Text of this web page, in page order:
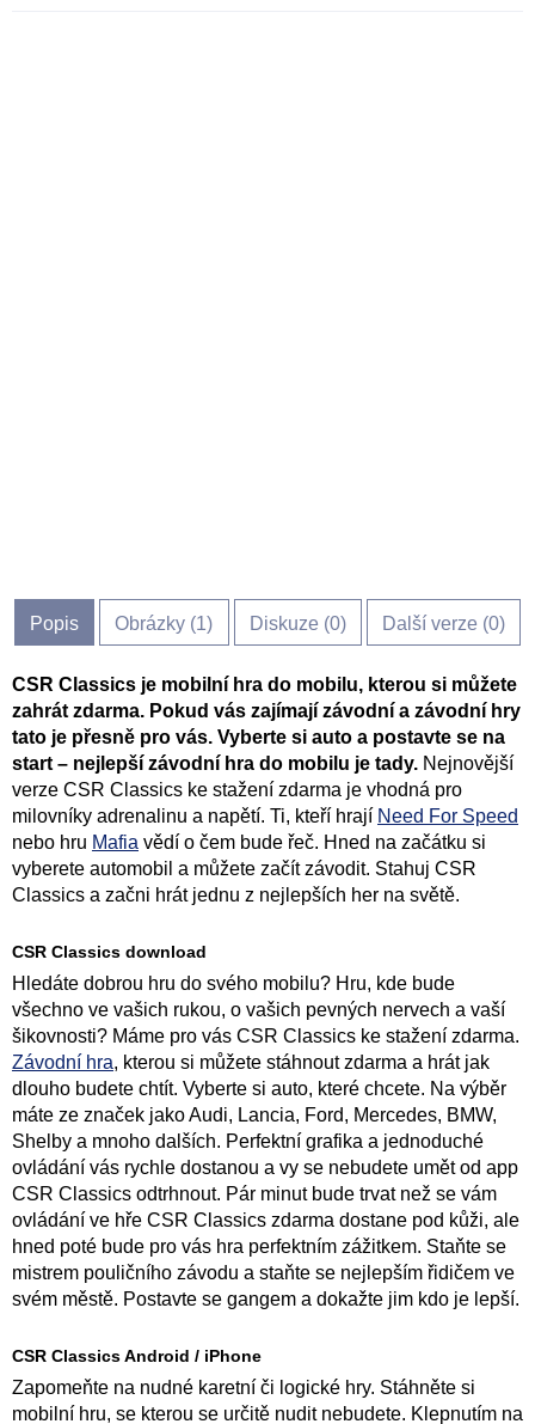
Popis Obrázky (1) Diskuze (0) Další verze (0)
CSR Classics je mobilní hra do mobilu, kterou si můžete
zahrát zdarma. Pokud vás zajímají závodní a závodní hry
tato je přesně pro vás. Vyberte si auto a postavte se na
start – nejlepší závodní hra do mobilu je tady. Nejnovější
verze CSR Classics ke stažení zdarma je vhodná pro
milovníky adrenalinu a napětí. Ti, kteří hrají Need For Speed
nebo hru Mafia vědí o čem bude řeč. Hned na začátku si
vyberete automobil a můžete začít závodit. Stahuj CSR
Classics a začni hrát jednu z nejlepších her na světě.
CSR Classics download
Hledáte dobrou hru do svého mobilu? Hru, kde bude
všechno ve vašich rukou, o vašich pevných nervech a vaší
šikovnosti? Máme pro vás CSR Classics ke stažení zdarma.
Závodní hra, kterou si můžete stáhnout zdarma a hrát jak
dlouho budete chtít. Vyberte si auto, které chcete. Na výběr
máte ze značek jako Audi, Lancia, Ford, Mercedes, BMW,
Shelby a mnoho dalších. Perfektní grafika a jednoduché
ovládání vás rychle dostanou a vy se nebudete umět od app
CSR Classics odtrhnout. Pár minut bude trvat než se vám
ovládání ve hře CSR Classics zdarma dostane pod kůži, ale
hned poté bude pro vás hra perfektním zážitkem. Staňte se
mistrem pouličního závodu a staňte se nejlepším řidičem ve
svém městě. Postavte se gangem a dokažte jim kdo je lepší.
CSR Classics Android / iPhone
Zapomeňte na nudné karetní či logické hry. Stáhněte si
mobilní hru, se kterou se určitě nudit nebudete. Klepnutím na